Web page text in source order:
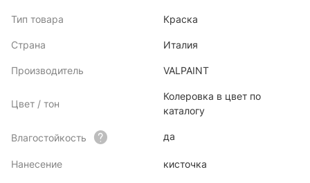
Тип товара Краска
Страна Италия
Производитель VALPAINT
Цвет / тон
Колеровка в цвет по
каталогу
Влагостойкость да
Нанесение кисточка